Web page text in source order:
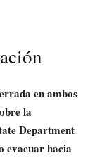
en ambos
la
Department
evacuar hacia